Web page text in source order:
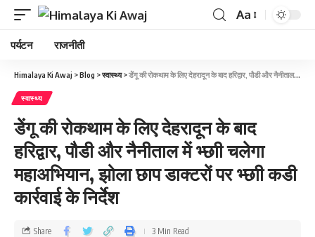
Aa
पर्यटन राजनीती
Himalaya Ki Awaj >Blog >स्वास्थ्य>डेेंगू की रोकथाम के लिए देहरादून के बाद हरिद्वार, पौडी और नैनीताल में भ्‍छाी चलेगा महाअभियान, झोला छाप डाक्‍टरों पर भ्‍छाी कडी कार्रवाई के निर्देश
स्वास्थ्य
डेेंगू की रोकथाम के लिए देहरादून के बाद
हरिद्वार, पौडी और नैनीताल में भ्‍छाी चलेगा
महाअभियान, झोला छाप डाक्‍टरों पर भ्‍छाी कडी
कार्रवाई के निर्देश
Share 3 Min Read